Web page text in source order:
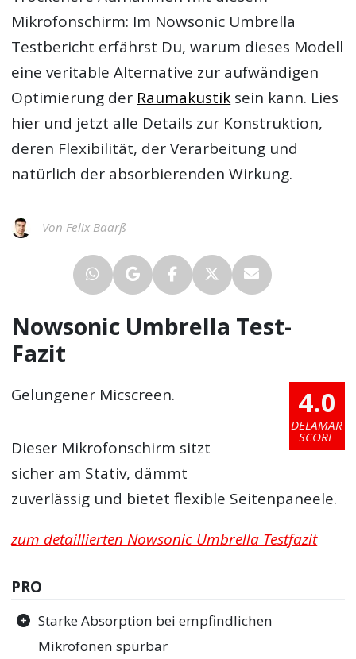
Mikrofonschirm: Im Nowsonic Umbrella
Testbericht erfährst Du, warum dieses Modell
eine veritable Alternative zur aufwändigen
Optimierung der Raumakustik sein kann. Lies
hier und jetzt alle Details zur Konstruktion,
deren Flexibilität, der Verarbeitung und
natürlich der absorbierenden Wirkung.
Von Felix Baarß
Nowsonic Umbrella Test-
Fazit
4.0
DELAMAR
SCORE
Gelungener Micscreen.
Dieser Mikrofonschirm sitzt
sicher am Stativ, dämmt
zuverlässig und bietet flexible Seitenpaneele.
zum detaillierten Nowsonic Umbrella Testfazit
PRO
Starke Absorption bei empfindlichen
Mikrofonen spürbar